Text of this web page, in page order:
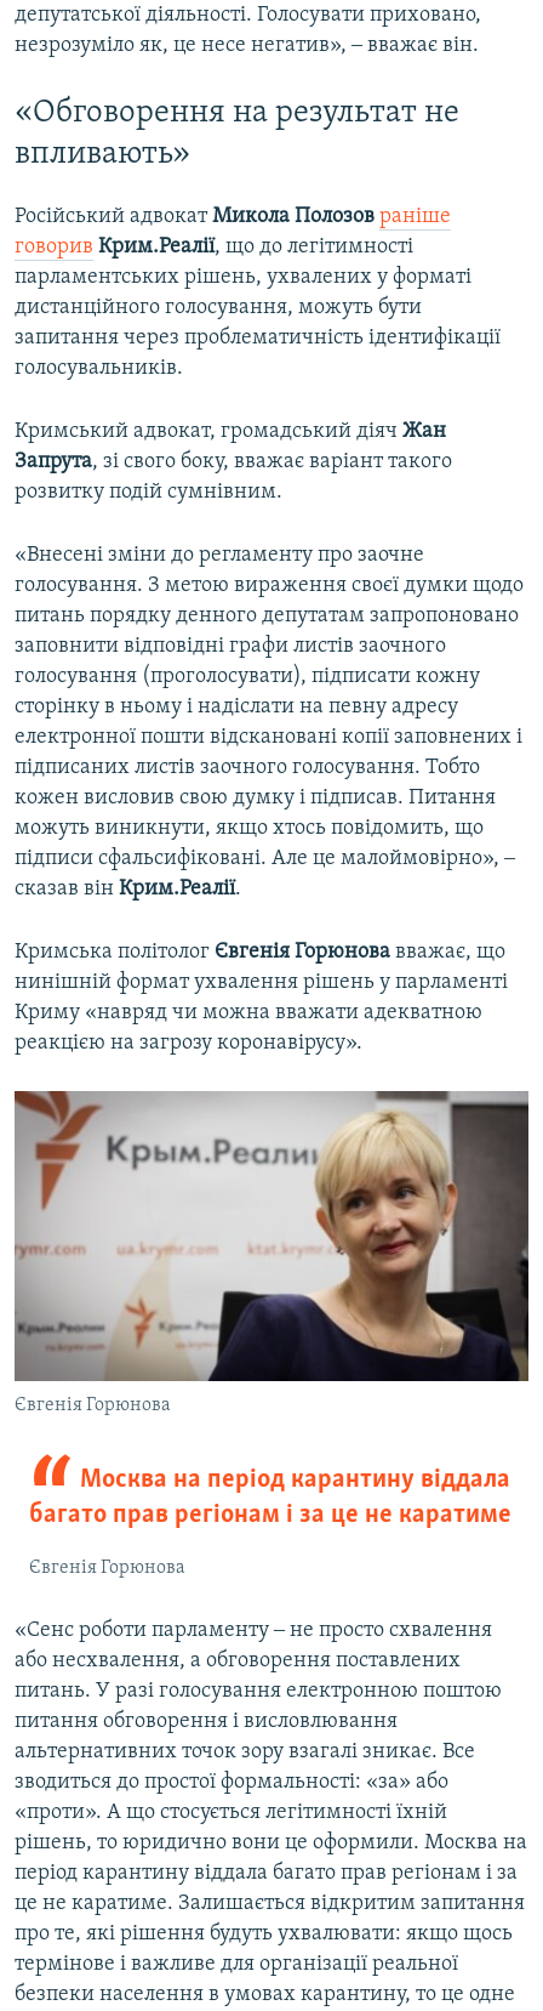
депутатської діяльності. Голосувати приховано,
незрозуміло як, це несе негатив», ‒ вважає він.
«Обговорення на результат не
впливають»
Російський адвокатМикола Полозов раніше
говорив Крим.Реалії, що до легітимності
парламентських рішень, ухвалених у форматі
дистанційного голосування, можуть бути
запитання через проблематичність ідентифікації
голосувальників.
Кримський адвокат, громадський діяч Жан
Запрута, зі свого боку, вважає варіант такого
розвитку подій сумнівним.
«Внесені зміни до регламенту про заочне
голосування. З метою вираження своєї думки щодо
питань порядку денного депутатам запропоновано
заповнити відповідні графи листів заочного
голосування (проголосувати), підписати кожну
сторінку в ньому і надіслати на певну адресу
електронної пошти відскановані копії заповнених і
підписаних листів заочного голосування. Тобто
кожен висловив свою думку і підписав. Питання
можуть виникнути, якщо хтось повідомить, що
підписи сфальсифіковані. Але це малоймовірно», ‒
сказав він Крим.Реалії.
Кримська політолог Євгенія Горюнова вважає, що
нинішній формат ухвалення рішень у парламенті
Криму «навряд чи можна вважати адекватною
реакцією на загрозу коронавірусу».
Євгенія Горюнова
Москва на період карантину віддала
багато прав регіонам і за це не каратиме
Євгенія Горюнова
«Сенс роботи парламенту ‒ не просто схвалення
або несхвалення, а обговорення поставлених
питань. У разі голосування електронною поштою
питання обговорення і висловлювання
альтернативних точок зору взагалі зникає. Все
зводиться до простої формальності: «за» або
«проти». А що стосується легітимності їхній
рішень, то юридично вони це оформили. Москва на
період карантину віддала багато прав регіонам і за
це не каратиме. Залишається відкритим запитання
про те, які рішення будуть ухвалювати: якщо щось
термінове і важливе для організації реальної
безпеки населення в умовах карантину, то це одне